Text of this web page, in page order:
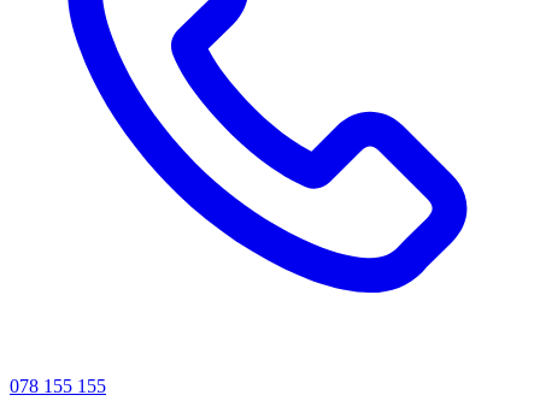
078 155 155